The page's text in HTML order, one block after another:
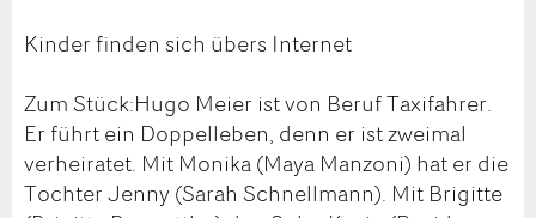
Kinder finden sich übers Internet
Zum Stück:Hugo Meier ist von Beruf Taxifahrer.
Er führt ein Doppelleben, denn er ist zweimal
verheiratet. Mit Monika (Maya Manzoni) hat er die
Tochter Jenny (Sarah Schnellmann). Mit Brigitte